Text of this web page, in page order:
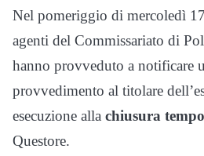
Nel pomeriggio di mercoledì
agenti del Commissariato di
hanno provveduto a notificare
provvedimento al titolare
esecuzione alla chiusura
Questore.